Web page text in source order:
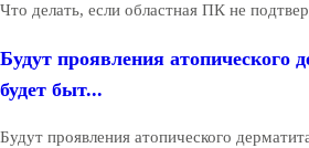
Что делать, если областная ПК не
Будут проявления атопического
будет быт...
Будут проявления атопического